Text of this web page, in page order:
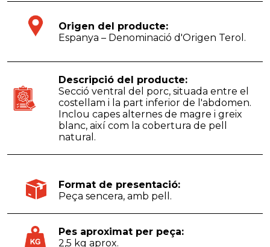
Origen del producte:
Espanya – Denominació d'Origen Terol.
Descripció del producte:
Secció ventral del porc, situada entre el
costellam i la part inferior de l'abdomen.
Inclou capes alternes de magre i greix
blanc, així com la cobertura de pell
natural.
Format de presentació:
Peça sencera, amb pell.
Pes aproximat per peça:
2,5 kg aprox.